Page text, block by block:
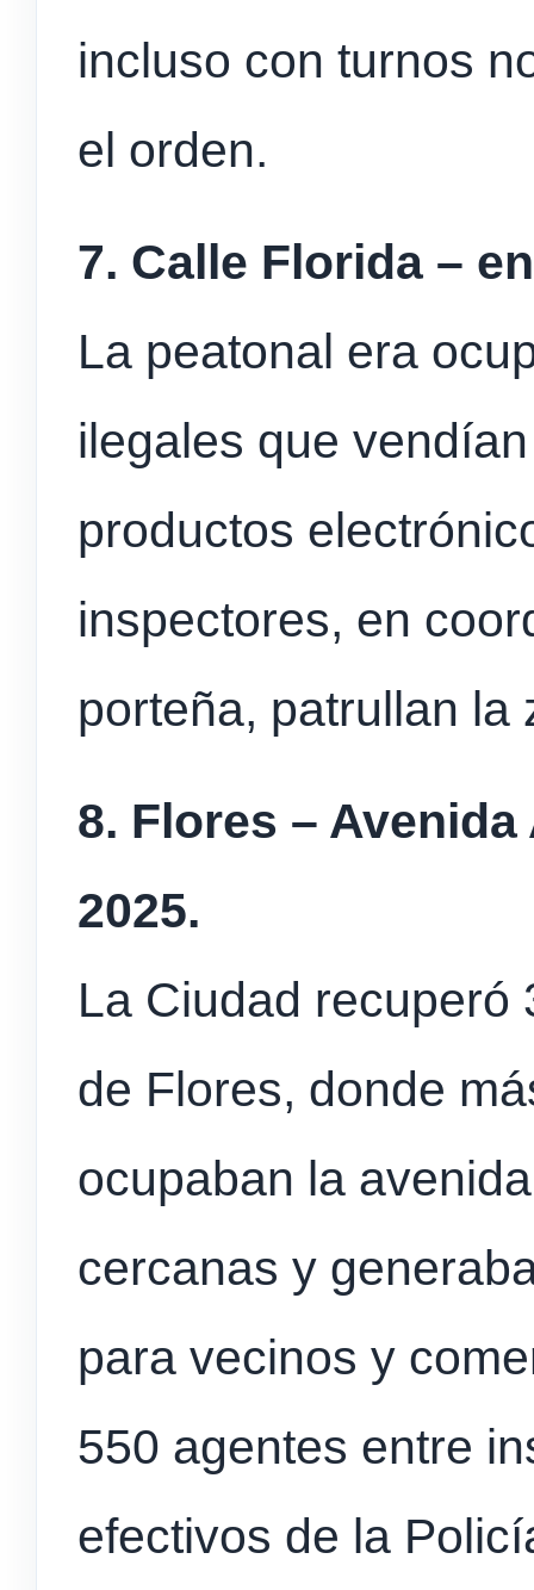
incluso con turnos
el orden.
7. Calle Florida –
La peatonal era
ilegales que
productos
inspectores, en
porteña, patrullan la
8. Flores –
2025.
La Ciudad recuperó
de Flores, donde
ocupaban la
cercanas y
para vecinos y
550 agentes entre
efectivos de la